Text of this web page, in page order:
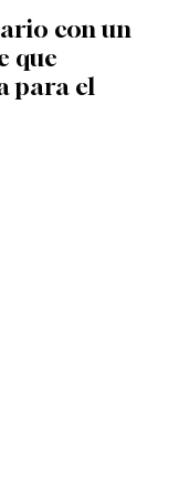
con un
que
para el